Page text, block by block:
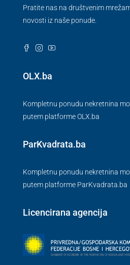
Pratite nas na društvenim
novosti iz naše ponude.
OLX.ba
Kompletnu ponudu nekretnina
putem platforme OLX.ba
ParKvadrata.ba
Kompletnu ponudu nekretnina
putem platforme ParKvadrata.ba
Licencirana agencija